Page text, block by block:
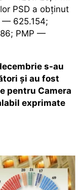
PSD a obținut
— 625.154;
PMP —
s-au
și au fost
pentru Camera
exprimate